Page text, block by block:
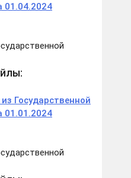
01.04.2024
Государственной
01.01.2024